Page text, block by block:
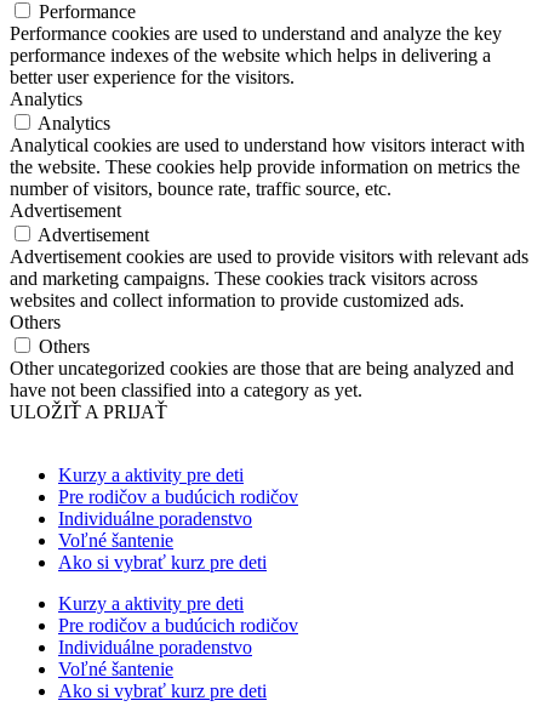
Performance
Performance cookies are used to understand and analyze the key
performance indexes of the website which helps in delivering a
better user experience for the visitors.
Analytics
Analytics
Analytical cookies are used to understand how visitors interact with
the website. These cookies help provide information on metrics the
number of visitors, bounce rate, traffic source, etc.
Advertisement
Advertisement
Advertisement cookies are used to provide visitors with relevant ads
and marketing campaigns. These cookies track visitors across
websites and collect information to provide customized ads.
Others
Others
Other uncategorized cookies are those that are being analyzed and
have not been classified into a category as yet.
ULOŽIŤ A PRIJAŤ
Kurzy a aktivity pre deti
Pre rodičov a budúcich rodičov
Individuálne poradenstvo
Voľné šantenie
Ako si vybrať kurz pre deti
Kurzy a aktivity pre deti
Pre rodičov a budúcich rodičov
Individuálne poradenstvo
Voľné šantenie
Ako si vybrať kurz pre deti